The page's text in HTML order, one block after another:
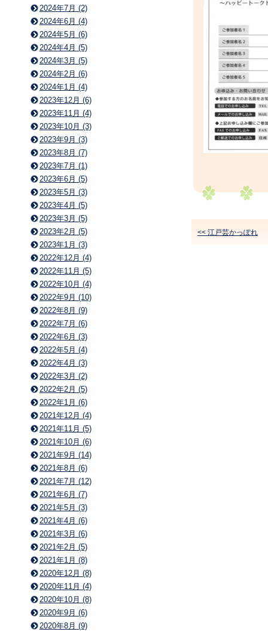
<< 江戸芸かっぽれ
2024年7月 (2)
2024年6月 (4)
2024年5月 (6)
2024年4月 (5)
2024年3月 (5)
2024年2月 (6)
2024年1月 (4)
2023年12月 (6)
2023年11月 (4)
2023年10月 (3)
2023年9月 (3)
2023年8月 (7)
2023年7月 (1)
2023年6月 (5)
2023年5月 (3)
2023年4月 (5)
2023年3月 (5)
2023年2月 (5)
2023年1月 (3)
2022年12月 (4)
2022年11月 (5)
2022年10月 (4)
2022年9月 (10)
2022年8月 (9)
2022年7月 (6)
2022年6月 (3)
2022年5月 (4)
2022年4月 (3)
2022年3月 (2)
2022年2月 (5)
2022年1月 (6)
2021年12月 (4)
2021年11月 (5)
2021年10月 (6)
2021年9月 (14)
2021年8月 (6)
2021年7月 (12)
2021年6月 (7)
2021年5月 (3)
2021年4月 (6)
2021年3月 (6)
2021年2月 (5)
2021年1月 (8)
2020年12月 (8)
2020年11月 (4)
2020年10月 (8)
2020年9月 (6)
2020年8月 (9)